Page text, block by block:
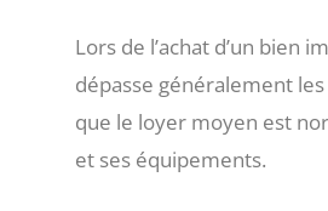
Lors de l’achat d’un bien
dépasse généralement
que le loyer moyen est
et ses équipements.